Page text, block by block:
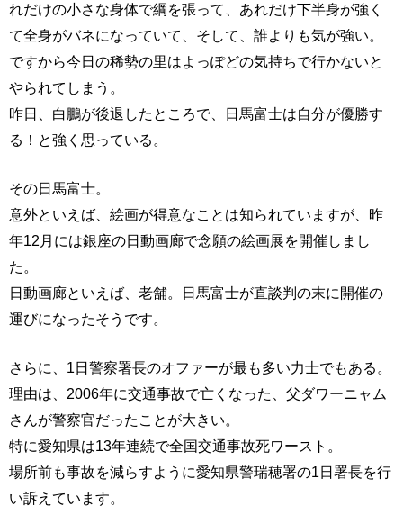
れだけの小さな身体で綱を張って、あれだけ下半身が強く
て全身がバネになっていて、そして、誰よりも気が強い。
ですから今日の稀勢の里はよっぽどの気持ちで行かないと
やられてしまう。
昨日、白鵬が後退したところで、日馬富士は自分が優勝す
る！と強く思っている。
その日馬富士。
意外といえば、絵画が得意なことは知られていますが、昨
年12月には銀座の日動画廊で念願の絵画展を開催しまし
た。
日動画廊といえば、老舗。日馬富士が直談判の末に開催の
運びになったそうです。
さらに、1日警察署長のオファーが最も多い力士でもある。
理由は、2006年に交通事故で亡くなった、父ダワーニャム
さんが警察官だったことが大きい。
特に愛知県は13年連続で全国交通事故死ワースト。
場所前も事故を減らすように愛知県警瑞穂署の1日署長を行
い訴えています。